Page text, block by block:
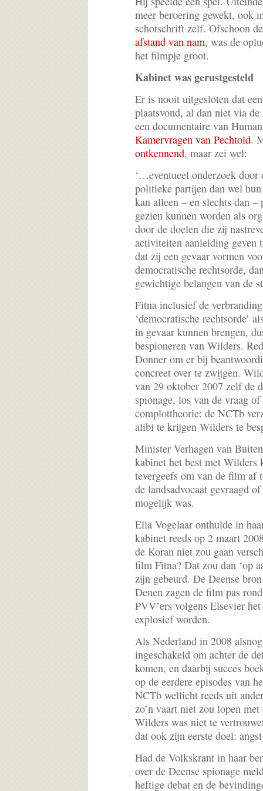
meer beroering gewekt, ook
schotschrift zelf. Ofschoon
afstand van nam, was de
het filmpje groot.
Kabinet was gerustgesteld
Er is nooit uitgesloten dat
plaatsvond, al dan niet via
een documentaire van
Kamervragen van Pechtold.
ontkennend, maar zei wel:
‘…eventueel onderzoek
politieke partijen dan wel
kan alleen – en slechts dan
gezien kunnen worden als
door de doelen die zij
activiteiten aanleiding geven
dat zij een gevaar vormen
democratische rechtsorde,
gewichtige belangen van de
Fitna inclusief de
‘democratische rechtsorde’
in gevaar kunnen brengen,
bespioneren van Wilders.
Donner om er bij
concreet over te zwijgen.
van 29 oktober 2007 zelf de
spionage, los van de vraag
complottheorie: de NCTb
alibi te krijgen Wilders te
Minister Verhagen van
kabinet het best met Wilders
tevergeefs om van de film af
de landsadvocaat gevraagd
mogelijk was.
Ella Vogelaar onthulde in
kabinet reeds op 2 maart
de Koran niet zou gaan
film Fitna? Dat zou dan ‘op
zijn gebeurd. De Deense
Denen zagen de film pas
PVV’ers volgens Elsevier
explosief worden.
Als Nederland in 2008
ingeschakeld om achter de
komen, en daarbij succes
op de eerdere episodes van
NCTb wellicht reeds uit
zo’n vaart niet zou lopen
Wilders was niet te
dat ook zijn eerste doel:
Had de Volkskrant in haar
over de Deense spionage
heftige debat en de